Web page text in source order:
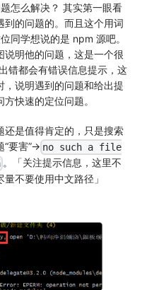
怎么解决？ 其实第一眼看
的问题的。而且这个用词
同学想说的是 npm 源吧。
明他的问题，这是一个很
错都会有错误信息提示，这
说明遇到的问题和给出提
快速的定位问题。
还是值得肯定的，只是搜索
要害”-> no such a file
。「关注提示信息，这里不
不要使用中文路径」